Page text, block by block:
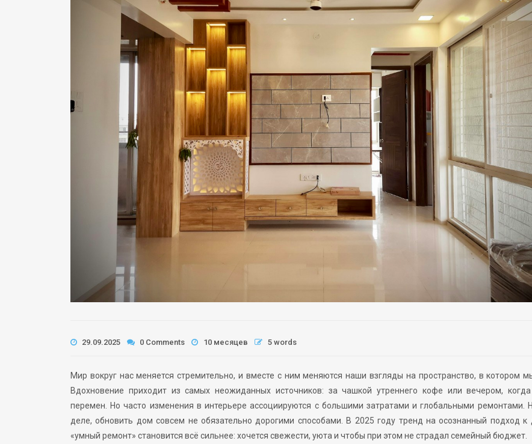
29.09.2025 0 Comments 10 месяцев 5 words
Мир вокруг нас меняется стремительно, и вместе с ним меняются наши взгляды на пространство, в котором
Вдохновение приходит из самых неожиданных источников: за чашкой утреннего кофе или вечером, когда
перемен. Но часто изменения в интерьере ассоциируются с большими затратами и глобальными ремонтами.
деле, обновить дом совсем не обязательно дорогими способами. В 2025 году тренд на осознанный подход к
«умный ремонт» становится всё сильнее: хочется свежести, уюта и чтобы при этом не страдал семейный бюджет.